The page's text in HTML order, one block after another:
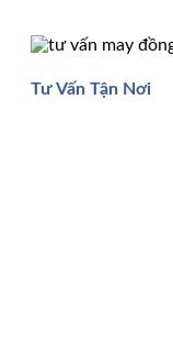
Tư Vấn Tận Nơi